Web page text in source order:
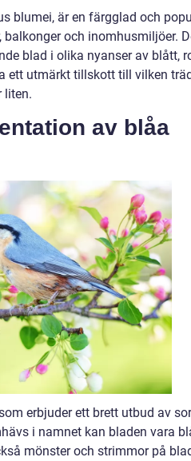
blumei, är en färgglad och
och inomhusmiljöer.
blad i olika nyanser av blått,
ett utmärkt tillskott till vilken
liten.
av blåa
erbjuder ett brett utbud av
i namnet kan bladen vara
mönster och strimmor på